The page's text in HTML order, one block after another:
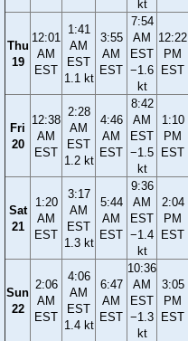
kt
Thu
19
12:01
AM
EST
1:41
AM
EST
1.1 kt
3:55
AM
EST
7:54
AM
EST
−1.6
kt
12:22
PM
EST
Fri
20
12:38
AM
EST
2:28
AM
EST
1.2 kt
4:46
AM
EST
8:42
AM
EST
−1.5
kt
1:10
PM
EST
Sat
21
1:20
AM
EST
3:17
AM
EST
1.3 kt
5:44
AM
EST
9:36
AM
EST
−1.4
kt
2:04
PM
EST
Sun
22
2:06
AM
EST
4:06
AM
EST
1.4 kt
6:47
AM
EST
10:36
AM
EST
−1.3
kt
3:05
PM
EST